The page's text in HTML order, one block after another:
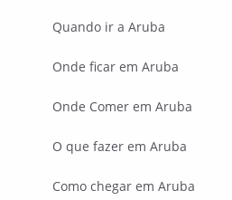
Quando ir a Aruba
Onde ficar em Aruba
Onde Comer em Aruba
O que fazer em Aruba
Como chegar em Aruba